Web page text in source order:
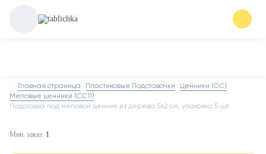
Главная страница Пластиковые Подставочки
Ценники (СС)
Меловые ценники (CC11)
Подставка под меловой ценник из дерева 5х2 см, упаковка 5 шт.
Мин. заказ: 1